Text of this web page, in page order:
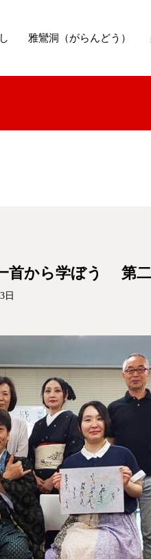
雅鸞洞（がらんどう）
首から学ぼう 第二
日